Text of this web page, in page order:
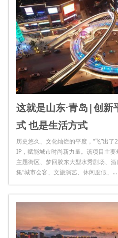
这就是山东·青岛|创新
式 也是生活方式
历史悠久、文化灿烂的平度，“飞”出
IP，赋能城市时尚新力量。该项目主
主题街区、梦回胶东大型水秀剧场、
集“城市会客、文旅演艺、休闲度假、...